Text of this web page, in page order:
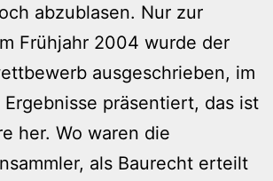
abzublasen. Nur zur
Frühjahr 2004 wurde der
ausgeschrieben, im
präsentiert, das ist
her. Wo waren die
als Baurecht erteilt